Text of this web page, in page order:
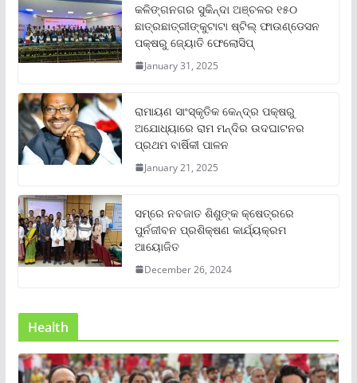
କଳିଙ୍ଗନଗର ସୁକିନ୍ଦା ଅଞ୍ଚଳର ୧୫୦
ଛାତ୍ରଛାତ୍ରୀଙ୍କୁଟାଟା ଷ୍ଟିଲ୍ ଫାଉଣ୍ଡେସନ
ପକ୍ଷରୁ ଜ୍ୟୋତି ଫେଲୋସିପ୍‌
January 31, 2025
ରାମାୟଣ ସାଂସ୍କୃତିକ କେନ୍ଦ୍ର ପକ୍ଷରୁ
ଅଯୋଧ୍ୟାରେ ରାମ ମନ୍ଦିର ଉଦଘାଟନର
ପ୍ରଥମ ବାର୍ଷିକୀ ପାଳନ
January 21, 2025
ସମ୍‌ରେ ନବଜାତ ଶିଶୁଙ୍କ କ୍ଷେତ୍ରରେ
ପୁର୍ନଜୀବନ ପ୍ରଶିକ୍ଷଣ କାର୍ଯ୍ୟକ୍ରମ
ଆୟୋଜିତ
December 26, 2024
Health